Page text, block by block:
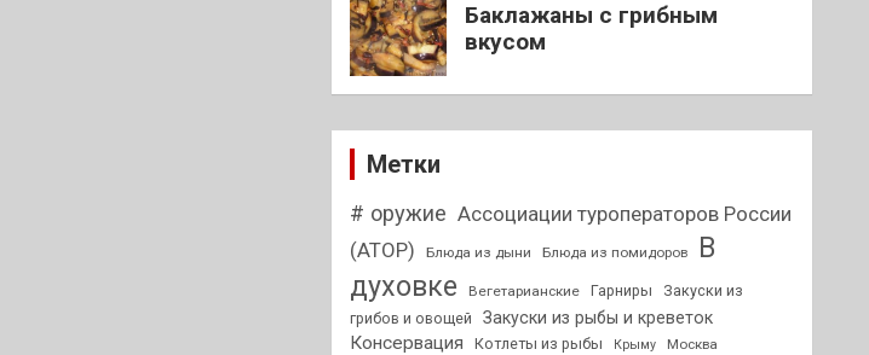
Баклажаны с грибным
вкусом
Метки
# оружие Ассоциации туроператоров России
(АТОР)
Блюда из дыни Блюда из помидоров
В
духовке
Вегетарианские Гарниры
Закуски из
грибов и овощей
Закуски из рыбы и креветок
Консервация Котлеты из рыбы Крыму Москва